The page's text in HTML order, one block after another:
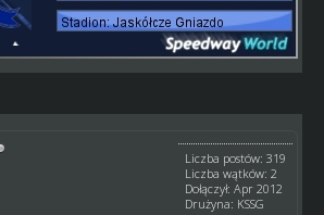
Liczba postów: 319
Liczba wątków: 2
Dołączył: Apr 2012
Drużyna: KSSG